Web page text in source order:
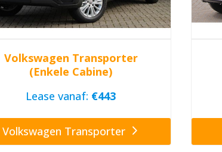
Volkswagen Transporter
(Enkele Cabine)
Lease vanaf: €443
Volkswagen Transporter